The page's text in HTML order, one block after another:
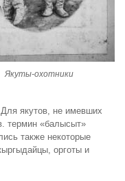
Якуты-охотники
якутов, не имевших
термин «балысыт»
также некоторые
орготы и